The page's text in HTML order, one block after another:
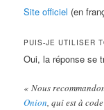
Site officiel (en
PUIS-JE UTILISER
Oui, la réponse se
« Nous
Onion, qui est à